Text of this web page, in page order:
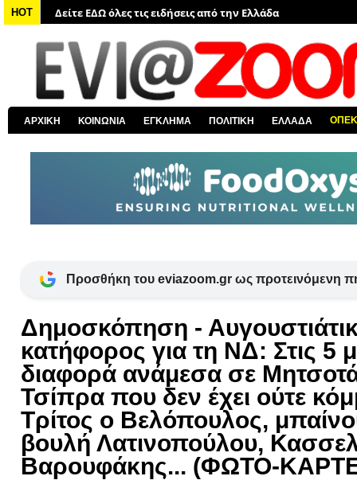
HOT
Δείτε ΕΔΩ όλα τα πολιτικά νέα
Δείτε ΕΔΩ τις αποκαλύψεις του EviaZoom.gr
Δείτε ΕΔΩ όλα τα αστυνομικά νέα
Δείτε ΕΔΩ όλα τα νέα από τον κόσμο
Δείτε ΕΔΩ όλα τα νέα για την Χαλκίδα και όλη την Εύβοια
Δείτε ΕΔΩ όλες τις ειδήσεις από την Ελλάδα
ΑΡΧΙΚΗ ΚΟΙΝΩΝΙΑ ΕΓΚΛΗΜΑ ΠΟΛΙΤΙΚΗ ΕΛΛΑΔΑ
Προσθήκη του eviazoom.gr ως προτεινόμενη
Δημοσκόπηση -
κατήφορος για τη ΝΔ: Στις 5
διαφορά ανάμεσα σε
Τσίπρα που δεν έχει ούτε
Τρίτος ο Βελόπουλος,
βουλή Λατινοπούλου,
Βαρουφάκης... (ΦΩΤΟ-